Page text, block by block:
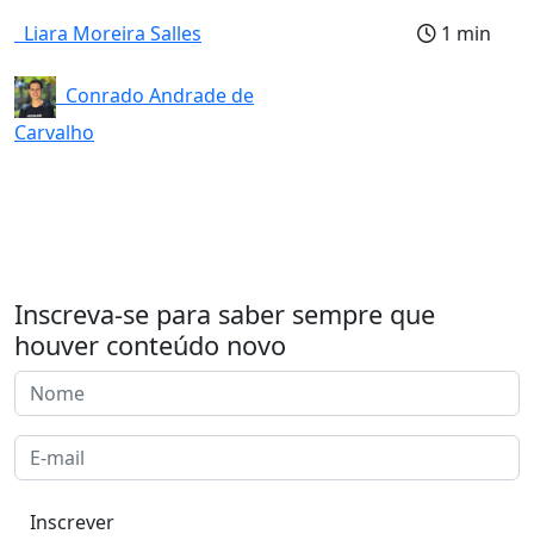
Liara Moreira Salles
Conrado Andrade de
Carvalho
1 min
Inscreva-se para saber sempre que
houver conteúdo novo
Inscrever